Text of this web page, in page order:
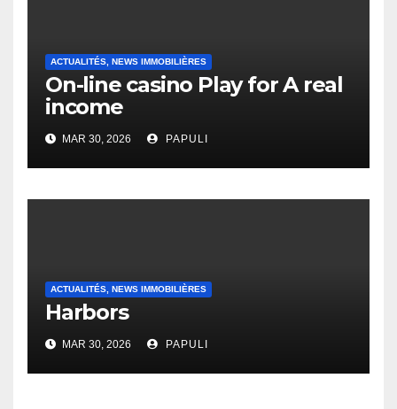
ACTUALITÉS, NEWS IMMOBILIÈRES
On-line casino Play for A real
income
MAR 30, 2026 PAPULI
ACTUALITÉS, NEWS IMMOBILIÈRES
Harbors
MAR 30, 2026 PAPULI